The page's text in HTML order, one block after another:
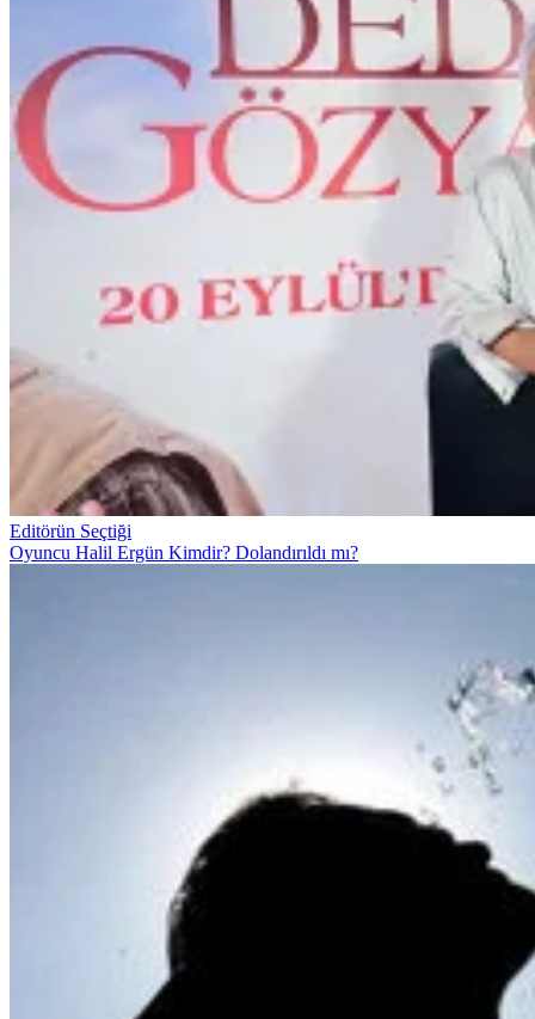
Editörün Seçtiği
Oyuncu Halil Ergün Kimdir? Dolandırıldı mı?